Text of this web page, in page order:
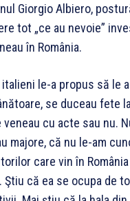
Giorgio Albiero,
tot „ce au nevoie”
în România.
le-a propus să le
se duceau fete
veneau cu acte sau nu.
majore, că nu le-am
care vin în
că ea se ocupa de